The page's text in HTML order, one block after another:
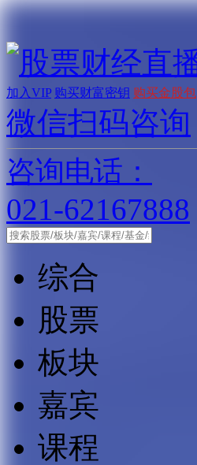
加入VIP 购买财富密钥 购买金股包
微信扫码咨询
咨询电话：
021-62167888
综合
股票
板块
嘉宾
课程